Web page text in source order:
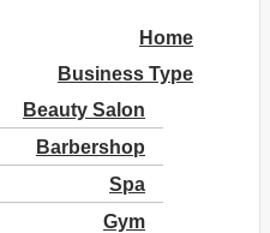
Home
Business Type
Beauty Salon
Barbershop
Spa
Gym